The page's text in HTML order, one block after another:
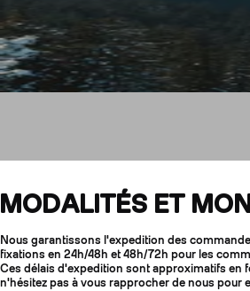
MODALITÉS ET
Nous garantissons l'expedition des
fixations en 24h/48h et 48h/72h pour les
Ces délais d'expedition sont approximatifs en
n'hésitez pas à vous rapprocher de nous pour